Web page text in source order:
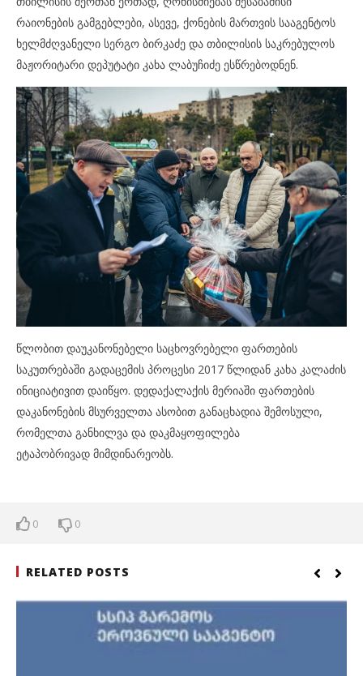
რაიონების გამგებლები, ასევე, ქონების მართვის სააგენტოს
ხელმძღვანელი სერგო ბირკაძე და თბილისის საკრებულოს
მაჟორიტარი დეპუტატი კახა ლაბუჩიძე ესწრებოდნენ.
წლობით დაუკანონებელი საცხოვრებელი ფართების
საკუთრებაში გადაცემის პროცესი 2017 წლიდან კახა კალაძის
ინიციატივით დაიწყო. დედაქალაქის მერიაში ფართების
დაკანონების მსურველთა ასობით განაცხადია შემოსული,
რომელთა განხილვა და დაკმაყოფილება
ეტაპობრივად მიმდინარეობს.
0 0
RELATED POSTS